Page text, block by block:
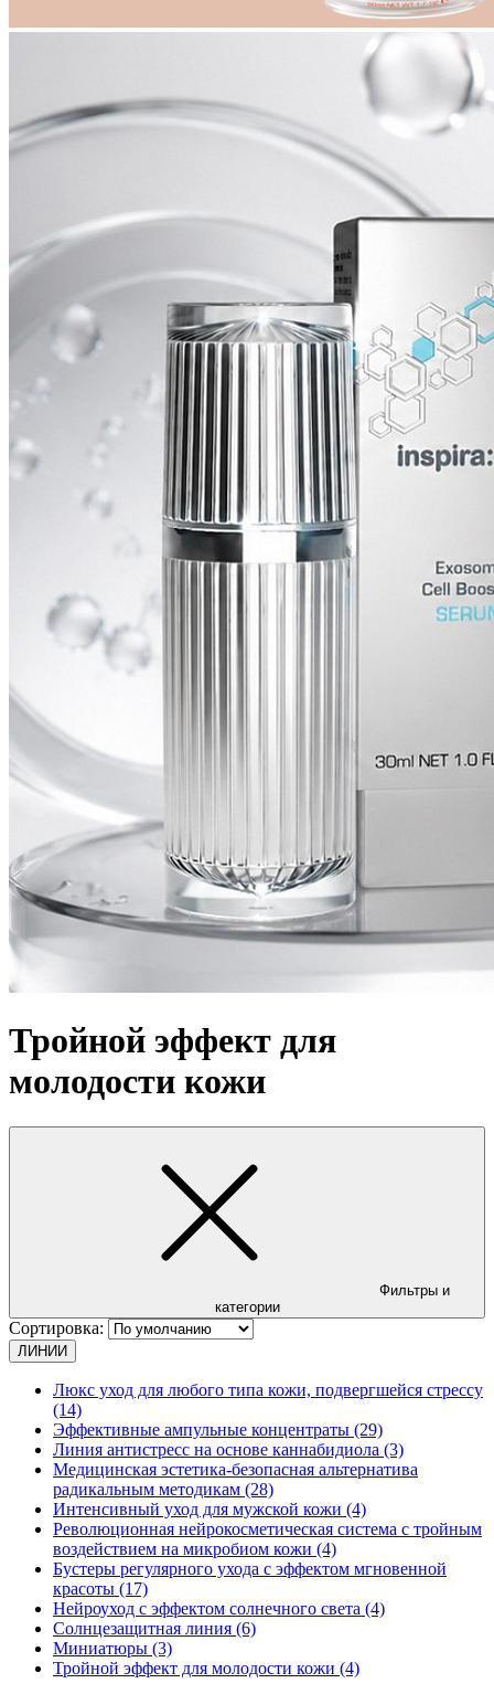
Тройной эффект для
молодости кожи
Фильтры и
категории
Сортировка:
ЛИНИИ
Люкс уход для любого типа кожи, подвергшейся стрессу
(14)
Эффективные ампульные концентраты (29)
Линия антистресс на основе каннабидиола (3)
Медицинская эстетика-безопасная альтернатива
радикальным методикам (28)
Интенсивный уход для мужской кожи (4)
Революционная нейрокосметическая система с тройным
воздействием на микробиом кожи (4)
Бустеры регулярного ухода с эффектом мгновенной
красоты (17)
Нейроуход с эффектом солнечного света (4)
Солнцезащитная линия (6)
Миниатюры (3)
Тройной эффект для молодости кожи (4)